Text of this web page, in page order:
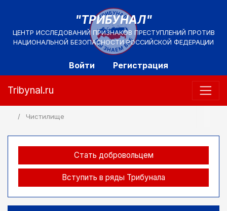
"ТРИБУНАЛ"
ЦЕНТР ИССЛЕДОВАНИЙ ПРИЗНАКОВ ПРЕСТУПЛЕНИЙ ПРОТИВ
НАЦИОНАЛЬНОЙ БЕЗОПАСНОСТИ РОССИЙСКОЙ ФЕДЕРАЦИИ
Войти Регистрация
Tribynal.ru
Чистилище
Стать добровольцем
Вступить в ряды Трибунала